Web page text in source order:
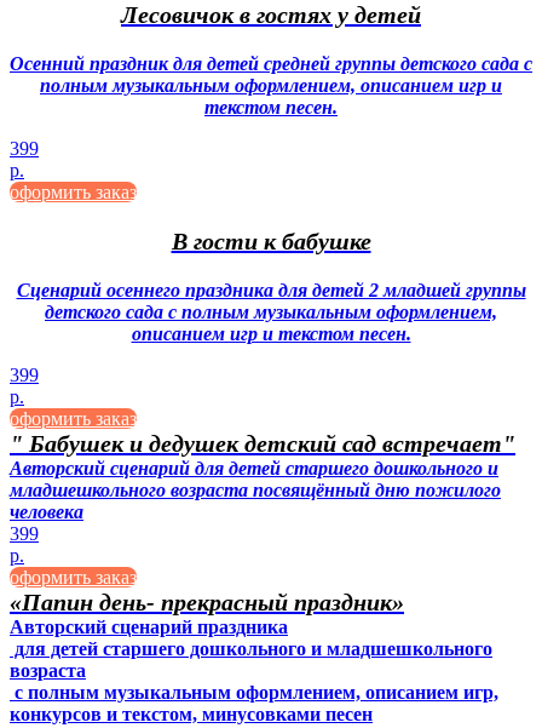
Лесовичок в гостях у детей
Осенний праздник для детей средней группы детского сада с
полным музыкальным оформлением, описанием игр и
текстом песен.
399
р.
оформить заказ
В гости к бабушке
Сценарий осеннего праздника для детей 2 младшей группы
детского сада с полным музыкальным оформлением,
описанием игр и текстом песен.
399
р.
оформить заказ
" Бабушек и дедушек детский сад встречает"
Авторский сценарий для детей старшего дошкольного и
младшешкольного возраста посвящённый дню пожилого
человека
399
р.
оформить заказ
«Папин день- прекрасный праздник»
Авторский сценарий праздника
для детей старшего дошкольного и младшешкольного
возраста
с полным музыкальным оформлением, описанием игр,
конкурсов и текстом, минусовками песен